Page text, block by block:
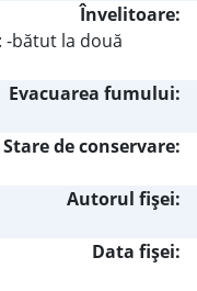
Învelitoare:
-bătut la două
Evacuarea fumului:
Stare de conservare:
Autorul fişei:
Data fișei: